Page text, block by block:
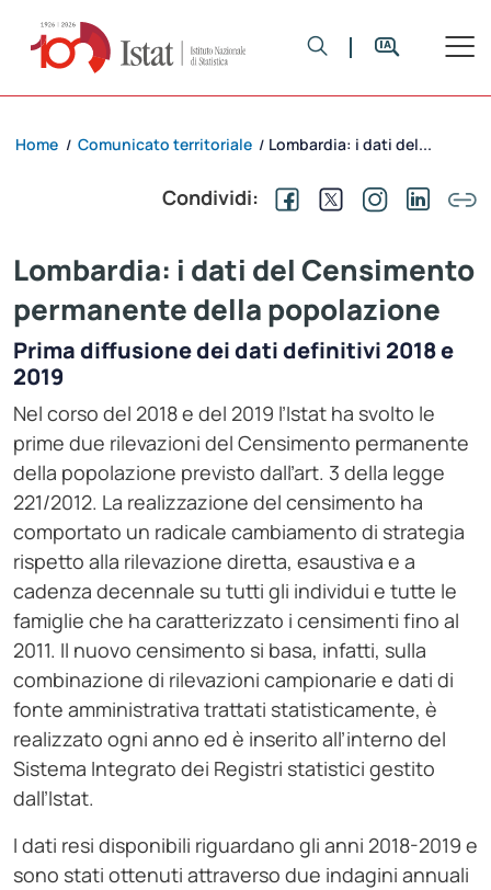
Home / Comunicato territoriale / Lombardia: i dati del...
Condividi:
Lombardia: i dati del Censimento
permanente della popolazione
Prima diffusione dei dati definitivi 2018 e
2019
Nel corso del 2018 e del 2019 l’Istat ha svolto le
prime due rilevazioni del Censimento permanente
della popolazione previsto dall’art. 3 della legge
221/2012. La realizzazione del censimento ha
comportato un radicale cambiamento di strategia
rispetto alla rilevazione diretta, esaustiva e a
cadenza decennale su tutti gli individui e tutte le
famiglie che ha caratterizzato i censimenti fino al
2011. Il nuovo censimento si basa, infatti, sulla
combinazione di rilevazioni campionarie e dati di
fonte amministrativa trattati statisticamente, è
realizzato ogni anno ed è inserito all’interno del
Sistema Integrato dei Registri statistici gestito
dall’Istat.
I dati resi disponibili riguardano gli anni 2018-2019 e
sono stati ottenuti attraverso due indagini annuali